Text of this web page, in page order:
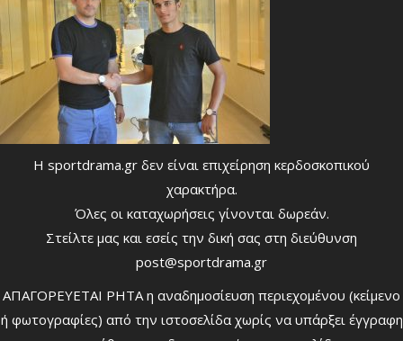
Η sportdrama.gr δεν είναι επιχείρηση κερδοσκοπικού
χαρακτήρα.
Όλες οι καταχωρήσεις γίνονται δωρεάν.
Στείλτε μας και εσείς την δική σας στη διεύθυνση
post@sportdrama.gr
ΑΠΑΓΟΡΕΥΕΤΑΙ ΡΗΤΑ η αναδημοσίευση περιεχομένου (κείμενο
ή φωτογραφίες) από την ιστοσελίδα χωρίς να υπάρξει έγγραφη